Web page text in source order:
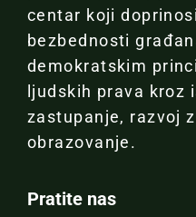
centar koji
bezbednosti
demokratskim
ljudskih prava kroz
zastupanje, razvoj
obrazovanje.
Pratite nas